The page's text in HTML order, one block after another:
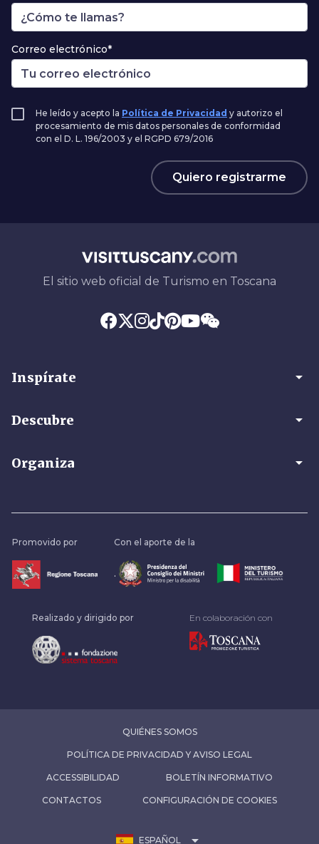
Correo electrónico*
He leído y acepto la Política de Privacidad y autorizo el
procesamiento de mis datos personales de conformidad
con el D. L. 196/2003 y el RGPD 679/2016
Quiero registrarme
El sitio web oficial de Turismo en Toscana
Inspírate arrow_drop_down
Descubre arrow_drop_down
Organiza arrow_drop_down
Promovido por Con el aporte de la
.
Realizado y dirigido por En colaboración con
QUIÉNES SOMOS
POLÍTICA DE PRIVACIDAD Y AVISO LEGAL
ACCESSIBILIDAD BOLETÍN INFORMATIVO
CONTACTOS CONFIGURACIÓN DE COOKIES
ESPAÑOL